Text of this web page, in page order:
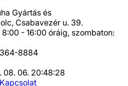
Gyártás és
Csabavezér u. 39.
- 16:00 óráig, szombaton:
8884
08. 06. 20:48:28
Kapcsolat